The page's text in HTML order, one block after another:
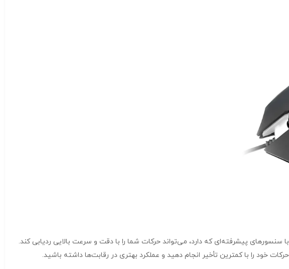
یکی از ویژگی‌های مهم ماوس‌های گیمینگ، سرعت و دقت بالای حرکت آن‌ها است. ماوس گیمینگ باسیم برند XP مدل G797K با سنسورهای پیشرفته‌ای که دارد، می‌تواند حرکات شما را با دقت و سرعت بالایی ردیابی کند.